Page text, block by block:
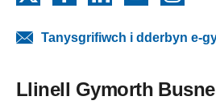
Tanysgrifiwch i dderbyn e-
Llinell Gymorth